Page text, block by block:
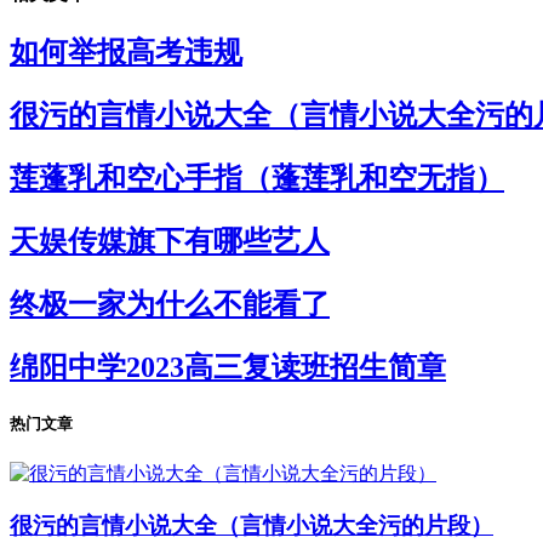
如何举报高考违规
很污的言情小说大全（言情小说大全污的
莲蓬乳和空心手指（蓬莲乳和空无指）
天娱传媒旗下有哪些艺人
终极一家为什么不能看了
绵阳中学2023高三复读班招生简章
热门文章
很污的言情小说大全（言情小说大全污的片段）